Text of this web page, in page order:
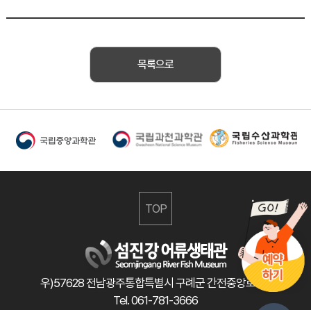
목록으로
우)57628 전남광주통합특별시 구례군 간전중앙로 47
Tel. 061-781-3666
TOP